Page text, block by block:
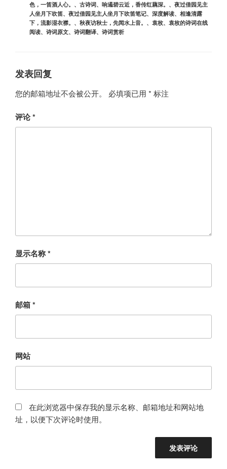
色，一笛酒人心。 、 古诗词、 响遏碧云近，香传红藕深。 、 夜过借园见主
人坐月下吹笛、 夜过借园见主人坐月下吹笛笔记、 深度解读、 相逢清露
下，流影湿衣襟。 、 秋夜访秋士，先闻水上音。 、 袁枚、 袁枚的诗词在线
阅读、 诗词原文、 诗词翻译、 诗词赏析
发表回复
您的邮箱地址不会被公开。 必填项已用 * 标注
评论*
显示名称*
邮箱*
网站
在此浏览器中保存我的显示名称、邮箱地址和网站地
址，以便下次评论时使用。